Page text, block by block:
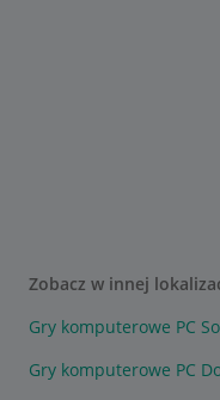
Zobacz w innej
Gry komputerowe PC
Gry komputerowe PC